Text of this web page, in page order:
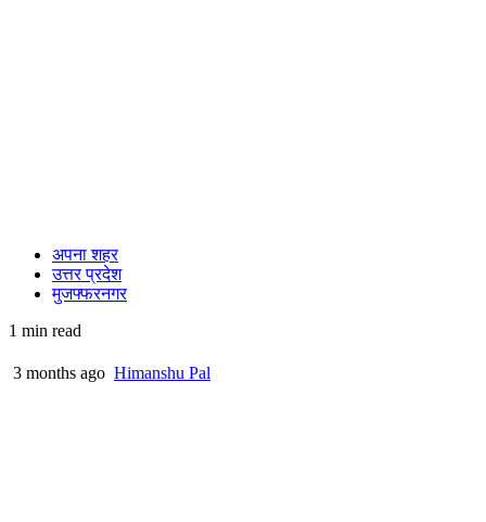
अपना शहर
उत्तर प्रदेश
मुजफ्फरनगर
1 min read
3 months ago Himanshu Pal